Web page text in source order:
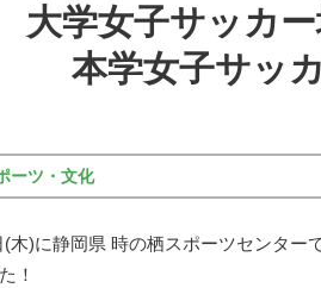
大学女子サッカ
本学女子サッ
ーツ・文化
(木)に静岡県 時の栖スポーツセンタ
！